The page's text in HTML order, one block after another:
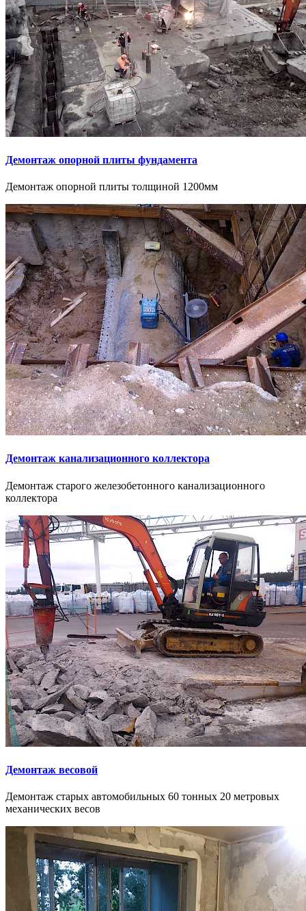
Демонтаж опорной плиты фундамента
Демонтаж опорной плиты толщиной 1200мм
Демонтаж канализационного коллектора
Демонтаж старого железобетонного канализационного
коллектора
Демонтаж весовой
Демонтаж старых автомобильных 60 тонных 20 метровых
механических весов